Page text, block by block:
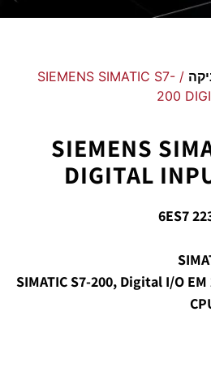
/ SIEMENS SIMATIC S7-
200
SIEMENS
DIGITAL
SIMATIC S7-200, Digital I/O